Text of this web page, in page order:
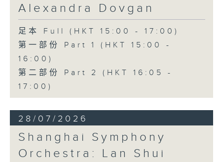
Alexandra Dovgan
足本 Full (HKT 15:00 - 17:00)
第一部份 Part 1 (HKT 15:00 -
16:00)
第二部份 Part 2 (HKT 16:05 -
17:00)
28/07/2026
Shanghai Symphony
Orchestra: Lan Shui